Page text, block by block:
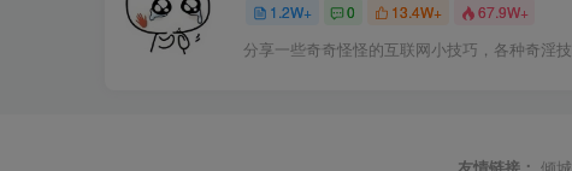
1.2W+ 0 13.4W+ 67.9W+
分享一些奇奇怪怪的互联网小技巧，各种奇淫技
友情链接： 倾